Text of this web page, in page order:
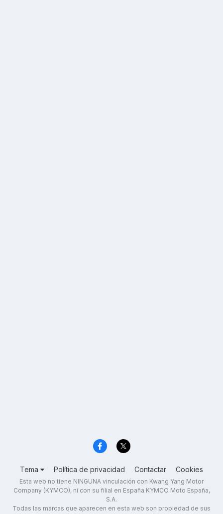
Tema Política de privacidad Contactar Cookies
Esta web no tiene NINGUNA vinculación con Kwang Yang Motor
Company (KYMCO), ni con su filial en España KYMCO Moto España,
S.A.
Todas las marcas que aparecen en esta web son propiedad de sus